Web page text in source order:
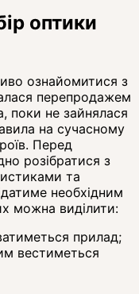
оптики
ознайомитися з
перепродажем
поки не зайнялася
на сучасному
Перед
розібратися з
та
необхідним
можна виділити:
прилад;
вестиметься